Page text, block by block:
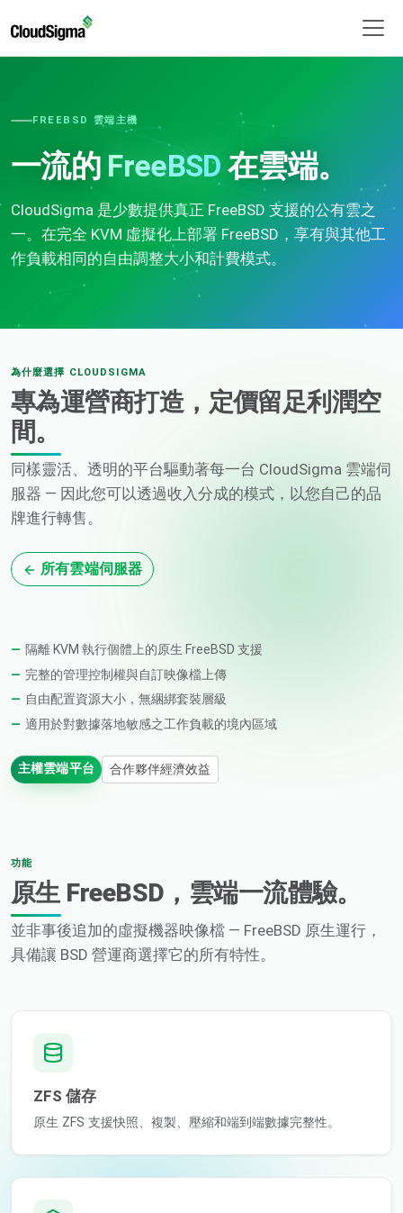
FREEBSD 雲端主機
一流的 FreeBSD 在雲端。
CloudSigma 是少數提供真正 FreeBSD 支援的公有雲之
一。在完全 KVM 虛擬化上部署 FreeBSD，享有與其他工
作負載相同的自由調整大小和計費模式。
為什麼選擇 CLOUDSIGMA
專為運營商打造，定價留足利潤空
間。
同樣靈活、透明的平台驅動著每一台 CloudSigma 雲端伺
服器 — 因此您可以透過收入分成的模式，以您自己的品
牌進行轉售。
所有雲端伺服器
隔離 KVM 執行個體上的原生 FreeBSD 支援
完整的管理控制權與自訂映像檔上傳
自由配置資源大小，無綑綁套裝層級
適用於對數據落地敏感之工作負載的境內區域
主權雲端平台 合作夥伴經濟效益
功能
原生 FreeBSD，雲端一流體驗。
並非事後追加的虛擬機器映像檔 — FreeBSD 原生運行，
具備讓 BSD 營運商選擇它的所有特性。
ZFS 儲存
原生 ZFS 支援快照、複製、壓縮和端到端數據完整性。